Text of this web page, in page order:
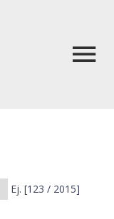
Ej. [123 / 2015]